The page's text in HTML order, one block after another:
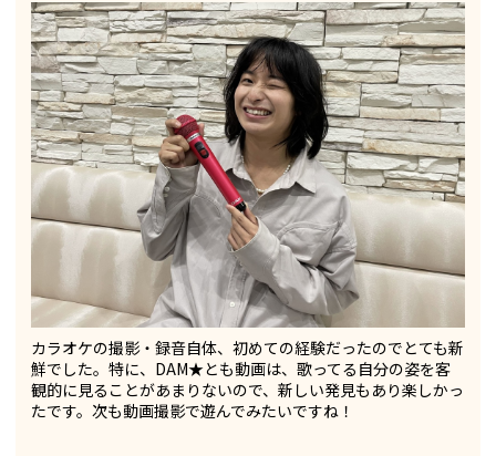
カラオケの撮影・録音自体、初めての経験だったのでとても新
鮮でした。特に、DAM★とも動画は、歌ってる自分の姿を客
観的に見ることがあまりないので、新しい発見もあり楽しかっ
たです。次も動画撮影で遊んでみたいですね！